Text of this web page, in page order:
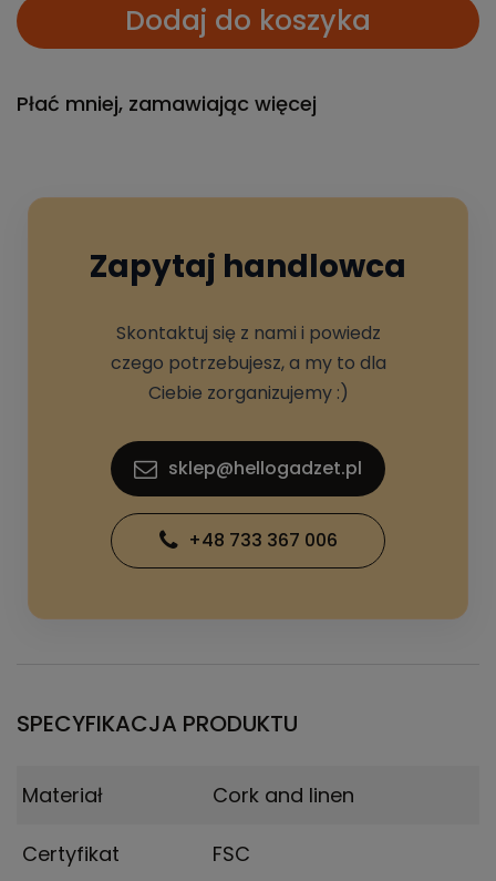
Dodaj do koszyka
Płać mniej, zamawiając więcej
Zapytaj handlowca
Skontaktuj się z nami i powiedz
czego potrzebujesz, a my to dla
Ciebie zorganizujemy :)
sklep@hellogadzet.pl
+48 733 367 006
SPECYFIKACJA PRODUKTU
Materiał Cork and linen
Certyfikat FSC